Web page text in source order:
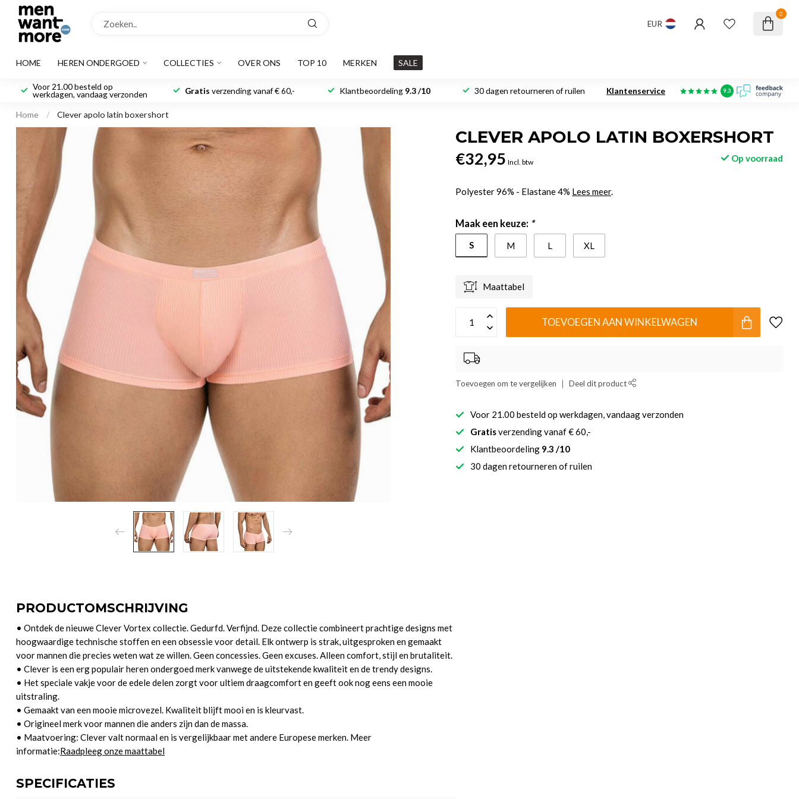
EUR
0
HOME HEREN ONDERGOED COLLECTIES OVER ONS TOP 10 MERKEN SALE
Voor 21.00 besteld op
werkdagen, vandaag verzonden Gratis verzending vanaf € 60,- Klantbeoordeling 9.3 /10 30 dagen retourneren of ruilen Klantenservice 9.3
Home / Clever apolo latin boxershort
CLEVER APOLO LATIN BOXERSHORT
€32,95 Incl. btw Op voorraad
Polyester 96% - Elastane 4% Lees meer.
Maak een keuze: *
S M L XL
Maattabel
TOEVOEGEN AAN WINKELWAGEN
Toevoegen om te vergelijken Deel dit product
Voor 21.00 besteld op werkdagen, vandaag verzonden
Gratisverzending vanaf € 60,-
Klantbeoordeling 9.3 /10
30 dagen retourneren of ruilen
PRODUCTOMSCHRIJVING
• Ontdek de nieuwe Clever Vortex collectie. Gedurfd. Verfijnd. Deze collectie combineert prachtige designs met
hoogwaardige technische stoffen en een obsessie voor detail. Elk ontwerp is strak, uitgesproken en gemaakt
voor mannen die precies weten wat ze willen. Geen concessies. Geen excuses. Alleen comfort, stijl en brutaliteit.
• Clever is een erg populair heren ondergoed merk vanwege de uitstekende kwaliteit en de trendy designs.
• Het speciale vakje voor de edele delen zorgt voor ultiem draagcomfort en geeft ook nog eens een mooie
uitstraling.
• Gemaakt van een mooie microvezel. Kwaliteit blijft mooi en is kleurvast.
• Origineel merk voor mannen die anders zijn dan de massa.
• Maatvoering: Clever valt normaal en is vergelijkbaar met andere Europese merken. Meer
informatie:Raadpleeg onze maattabel
SPECIFICATIES